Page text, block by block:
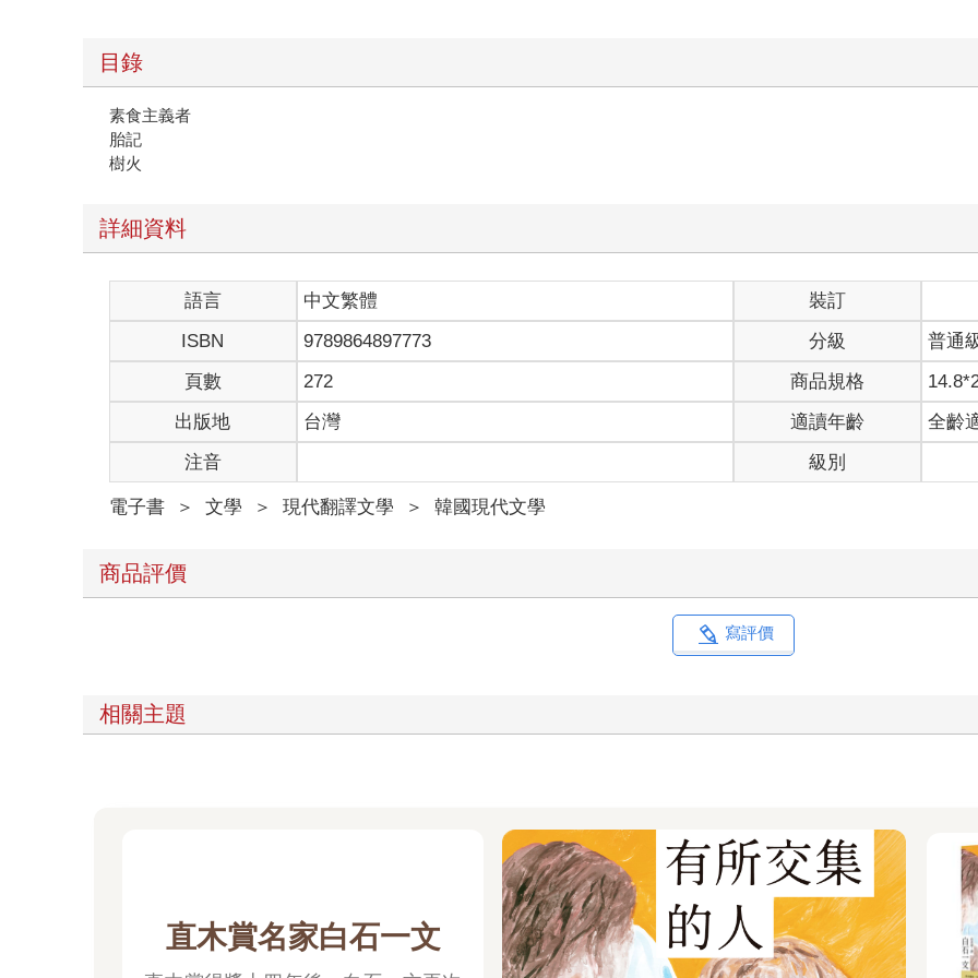
目錄
素食主義者
胎記
樹火
詳細資料
語言 中文繁體
裝訂
ISBN
9789864897773 分級
普通
頁數
272 商品規格
出版地
台灣 適讀年齡
全齡
注音
級別
電子書 ＞ 文學 ＞ 現代翻譯文學 ＞ 韓國現代文學
商品評價
寫評價
相關主題
直木賞名家白石一文